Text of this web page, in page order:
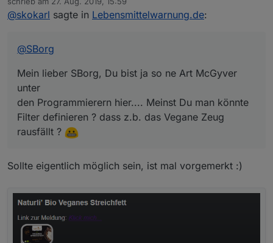
den Programmierern hier.... Meinst Du man könnte
Filter definieren ? dass z.b. das Vegane Zeug rausfällt
zuletzt editiert von
@skokarl sagte in Lebensmittelwarnung.de:
@SBorg
Mein lieber SBorg, Du bist ja so ne Art McGyver
unter
den Programmierern hier.... Meinst Du man könnte
Filter definieren ? dass z.b. das Vegane Zeug
rausfällt ?
Sollte eigentlich möglich sein, ist mal vorgemerkt :)